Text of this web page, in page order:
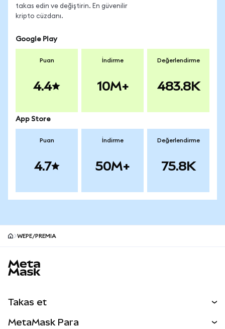
takas edin ve değiştirin. En güvenilir
kripto cüzdanı.
Google Play
Puan
4.4
İndirme
10M+
Değerlendirme
483.8K
App Store
Puan
4.7
İndirme
50M+
Değerlendirme
75.8K
WEPE/PREMIA
Takas et
MetaMask Para